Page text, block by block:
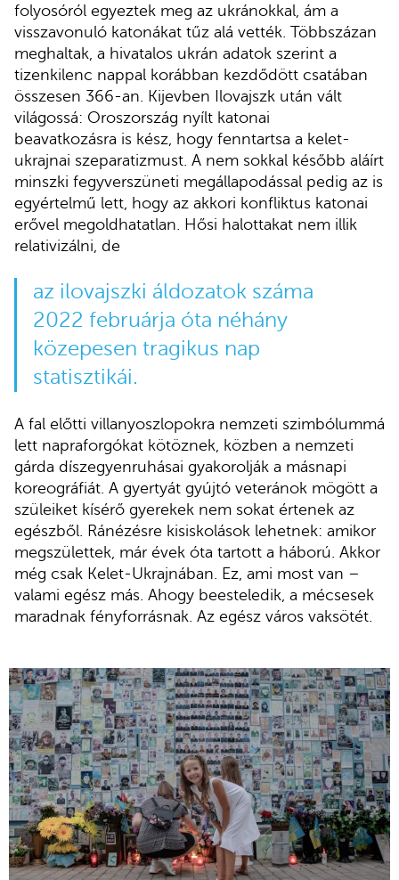
folyosóról egyeztek meg az ukránokkal, ám a
visszavonuló katonákat tűz alá vették. Többszázan
meghaltak, a hivatalos ukrán adatok szerint a
tizenkilenc nappal korábban kezdődött csatában
összesen 366-an. Kijevben Ilovajszk után vált
világossá: Oroszország nyílt katonai
beavatkozásra is kész, hogy fenntartsa a kelet-
ukrajnai szeparatizmust. A nem sokkal később aláírt
minszki fegyverszüneti megállapodással pedig az is
egyértelmű lett, hogy az akkori konfliktus katonai
erővel megoldhatatlan. Hősi halottakat nem illik
relativizálni, de
az ilovajszki áldozatok száma
2022 februárja óta néhány
közepesen tragikus nap
statisztikái.
A fal előtti villanyoszlopokra nemzeti szimbólummá
lett napraforgókat kötöznek, közben a nemzeti
gárda díszegyenruhásai gyakorolják a másnapi
koreográfiát. A gyertyát gyújtó veteránok mögött a
szüleiket kísérő gyerekek nem sokat értenek az
egészből. Ránézésre kisiskolások lehetnek: amikor
megszülettek, már évek óta tartott a háború. Akkor
még csak Kelet-Ukrajnában. Ez, ami most van –
valami egész más. Ahogy beesteledik, a mécsesek
maradnak fényforrásnak. Az egész város vaksötét.